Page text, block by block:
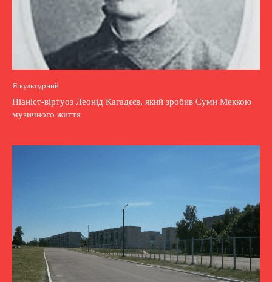
Я культурний
Піаніст-віртуоз Леонід Кагадєєв, який зробив Суми Меккою
музичного життя